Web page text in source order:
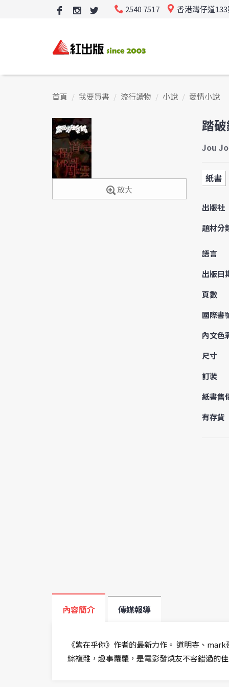
2540 7517 香港灣仔道
首頁 我要買書 流行讀物 小說 愛情小說
放大
踏
Jou
紙書
出版社
題材分
語言
出版日
頁數
國際書
內文色
尺寸
訂裝
紙書售
有存貨
內容簡介 傳媒報導
《紫在乎你》作者的最新力作。 道明寺、
綜複雜，趣事蘿蘿，是電影發燒友不容錯過的